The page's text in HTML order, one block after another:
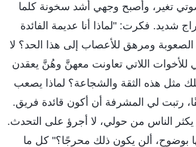
تغير، وأصبح وجهي أشد سخونة كلما
شديد. فكرت: "لماذا أنا عديمة الفائدة
ومرهق للأعصاب إلى هذا الحد؟ لا
اللاتي تعاونت معهنَّ وهُنَّ يعقدن
مثل هذه الثقة والشجاعة؟ لماذا يصعب
رتبت لي المشرفة أن أكون قائدة فريق.
يكثر الناس من حولي، لا أجرؤ على التحدث.
بوضوح، ألن يكون ذلك محرجًا؟" كل ما